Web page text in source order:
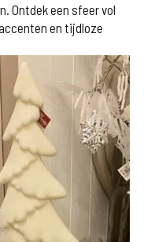
Ontdek een sfeer vol
en tijdloze